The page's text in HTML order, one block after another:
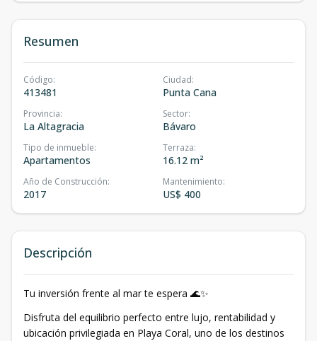
Resumen
Código:
413481
Ciudad:
Punta Cana
Provincia:
La Altagracia
Sector:
Bávaro
Tipo de inmueble:
Apartamentos
Terraza:
16.12 m²
Año de Construcción:
2017
Mantenimiento:
US$ 400
Descripción
Tu inversión frente al mar te espera 🌊✨
Disfruta del equilibrio perfecto entre lujo, rentabilidad y
ubicación privilegiada en Playa Coral, uno de los destinos